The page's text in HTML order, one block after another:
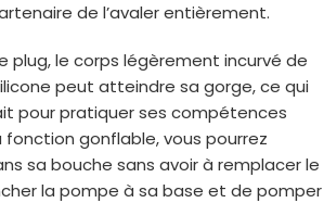
de l’avaler entièrement.
plug, le corps légèrement incurvé de
peut atteindre sa gorge, ce qui
pour pratiquer ses compétences
fonction gonflable, vous pourrez
sa bouche sans avoir à remplacer le
la pompe à sa base et de pomper